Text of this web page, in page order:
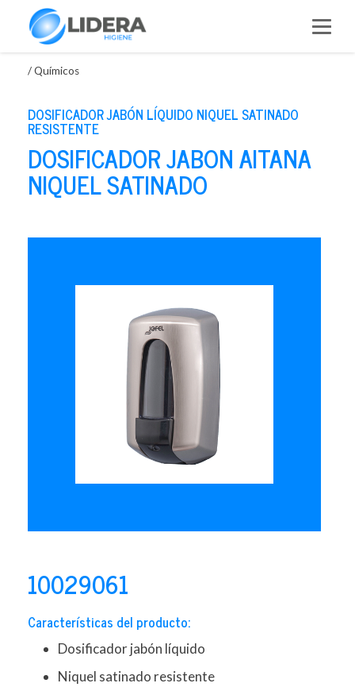
/Químicos
DOSIFICADOR JABÓN LÍQUIDO NIQUEL SATINADO
RESISTENTE
DOSIFICADOR JABON AITANA
NIQUEL SATINADO
10029061
Características del producto:
Dosificador jabón líquido
Niquel satinado resistente